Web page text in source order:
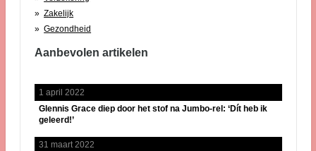
Zakelijk
Gezondheid
Aanbevolen artikelen
1 april 2022
Glennis Grace diep door het stof na Jumbo-rel: ‘Dít heb ik
geleerd!’
31 maart 2022